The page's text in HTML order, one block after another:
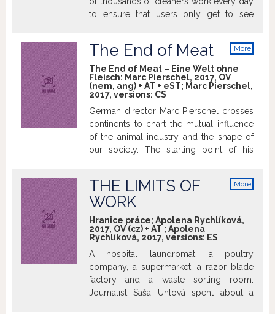
the film crew visits them again, to
discover that their destiny has been in the
to ensure that users only get to see
anonymous, but the filmmakers were
lucky to get in touch with some “content
moderators” that work in Manila,
Philippines. Theyʼve seen it all: from child
decline in mental health is not the only
problem of their job. Where is the line
between preventing the spread of evil
and pure censorship?
More
The End of Meat
The End of Meat – Eine Welt ohne
Fleisch: Marc Pierschel, 2017, OV
(nem, ang) + AT + eST; Marc Pierschel,
2017, versions: CS
German director Marc Pierschel crosses
continents to chart the mutual influence
of the animal industry and the shape of
our society. The starting point of his
Large chain stores have pure vegan
sections, and more and more vegan
country. But are people really capable of
consistently replacing meat with
meatless products? What are the stories
of those who have chosen to make this
change? The documentary seeks
answers among various respondents.
More
THE LIMITS OF
WORK
Hranice práce; Apolena Rychlíková,
2017, OV (cz) + AT ; Apolena
Rychlíková, 2017, versions: ES
A hospital laundromat, a poultry
company, a supermarket, a razor blade
factory and a waste sorting room.
Journalist Saša Uhlová spent about a